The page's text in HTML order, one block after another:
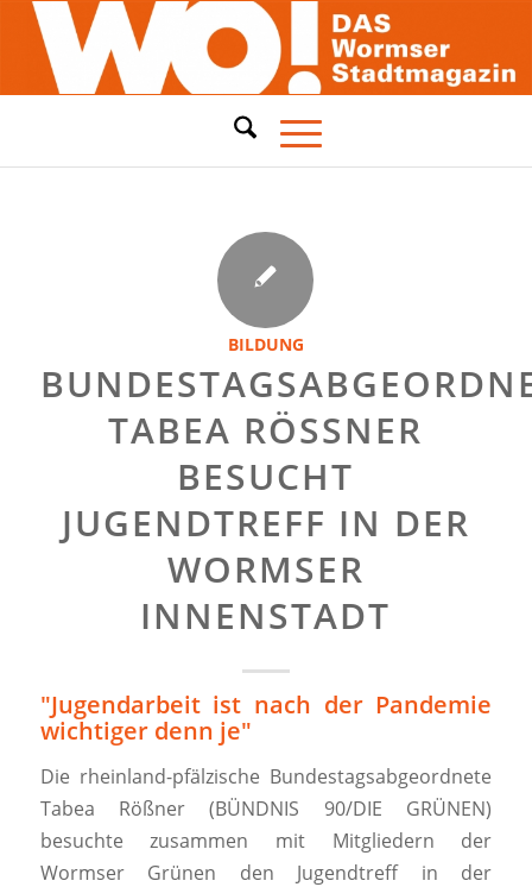
BILDUNG
TABEA RÖSSNER B
ESUCHT J
UGENDTREFF IN DER W
ORMSER I
NNENSTADT
"Jugendarbeit ist nach der Pandemie
wichtiger denn je"
Die rheinland-pfälzische Bundestagsabgeordnete
Tabea Rößner (BÜNDNIS 90/DIE GRÜNEN)
besuchte zusammen mit Mitgliedern der
Wormser Grünen den Jugendtreff in der